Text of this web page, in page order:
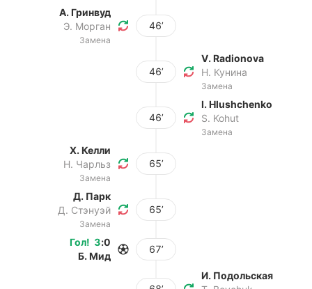
А. Гринвуд
Э. Морган
Замена
46’
46’
V. Radionova
Н. Кунина
Замена
46’
I. Hlushchenko
S. Kohut
Замена
Х. Келли
Н. Чарльз
Замена
65’
Д. Парк
Д. Стэнуэй
Замена
65’
Гол! 3:0
Б. Мид
67’
И. Подольская